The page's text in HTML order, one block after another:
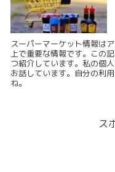
スーパーマーケット情報は
上で重要な情報です。この
つ紹介しています。私の個
お話しています。自分の利
ね。
ス